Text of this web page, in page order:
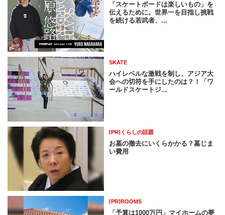
「スケートボードは楽しいもの」を
伝えるために。世界一を目指し挑戦
を続ける若武者、...
SKATE
ハイレベルな激戦を制し、アジア大
会への切符を手にしたのは？！「ワ
ールドスケートジ...
[PR]くらしの話題
お墓の撤去にいくらかかる？墓じま
い費用
[PR]ROOMS
「予算は1000万円」マイホームの夢